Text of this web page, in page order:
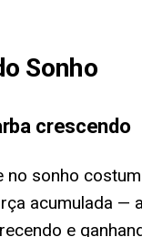
Sonho
crescendo
no sonho
acumulada —
e